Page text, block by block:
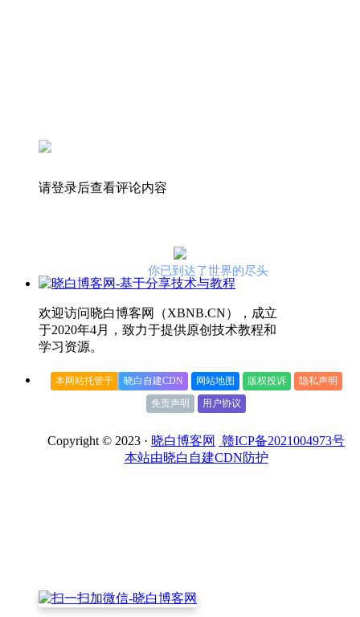
请登录后查看评论内容
你已到达了世界的尽头
欢迎访问晓白博客网（XBNB.CN），成立
于2020年4月，致力于提供原创技术教程和
学习资源。
本网站托管于 晓白自建CDN 网站地图 版权投诉
隐私声明
免责声明
用户协议
Copyright © 2023 · 晓白博客网
赣ICP备2021004973号
本站由晓白自建CDN防护